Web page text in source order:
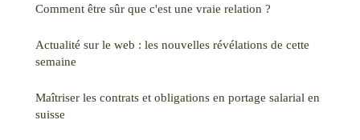
Comment être sûr que c'est une vraie relation ?
Actualité sur le web : les nouvelles révélations de cette
semaine
Maîtriser les contrats et obligations en portage salarial en
suisse